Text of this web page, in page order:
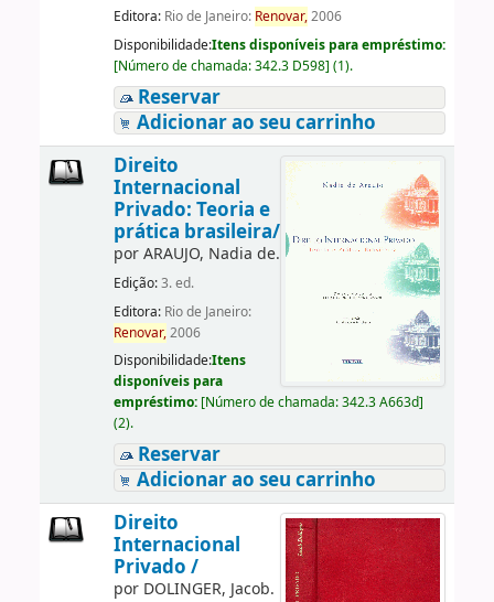
Editora: Rio de Janeiro: Renovar,2006
Disponibilidade:Itens disponíveis para empréstimo:
[Número de chamada:342.3 D598] (1).
Reservar
Adicionar ao seu carrinho
Direito
Internacional
Privado: Teoria e
prática brasileira/
porARAUJO, Nadia de.
Edição:3. ed.
Editora: Rio de Janeiro:
Renovar,2006
Disponibilidade:Itens
disponíveis para
empréstimo: [Número de chamada:342.3 A663d]
(2).
Reservar
Adicionar ao seu carrinho
Direito
Internacional
Privado /
por DOLINGER, Jacob.